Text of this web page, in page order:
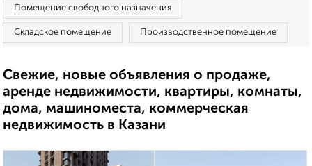
Помещение свободного назначения
Складское помещение Производственное помещение
Свежие, новые объявления о продаже,
аренде недвижимости, квартиры, комнаты,
дома, машиноместа, коммерческая
недвижимость в Казани